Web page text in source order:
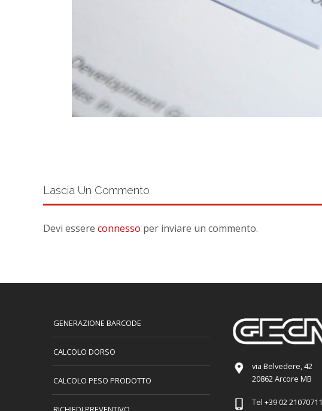
Lascia Un Commento
Devi essere connesso per inviare un commento.
GENERAZIONE BARCODE
CALCOLO DORSO
CALCOLO PESO PRODOTTO
via Belvedere, 42
20862 Arcore MB
Tel +39 02 21070711